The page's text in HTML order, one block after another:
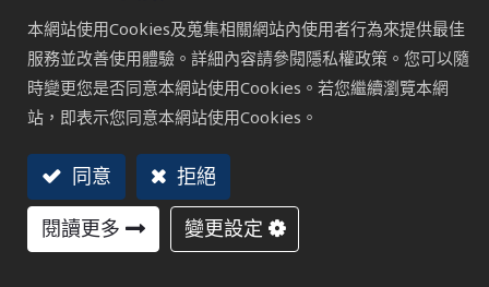
上除了傳統文字連結，還會有圖片方塊、影片輪播，甚至
直接顯示購買按鈕或教學步驟。這意味著，使用者的注意
力不再只停留在文字上，而是更多地被視覺內容吸引。
如果你的網站還只是文字內容，就很容易被這些視覺化的
搜尋結果蓋過，錯失大量曝光與流量的機會。換句話說，
圖片和影片已經成為搜尋結果頁中不可忽視的重要版位，
本網站使用Cookies及蒐集相關網站內使用者行為來提供最佳
服務並改善使用體驗。詳細內容請參閱隱私權政策。您可以隨
時變更您是否同意本網站使用Cookies。若您繼續瀏覽本網
站，即表示您同意本網站使用Cookies。
同意
拒絕
閱讀更多
變更設定